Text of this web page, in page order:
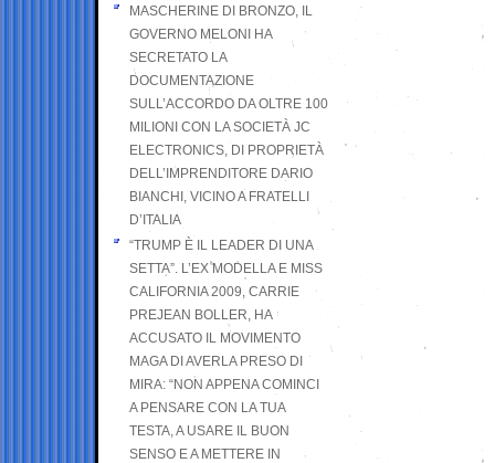
MASCHERINE DI BRONZO, IL
GOVERNO MELONI HA
SECRETATO LA
DOCUMENTAZIONE
SULL’ACCORDO DA OLTRE 100
MILIONI CON LA SOCIETÀ JC
ELECTRONICS, DI PROPRIETÀ
DELL’IMPRENDITORE DARIO
BIANCHI, VICINO A FRATELLI
D’ITALIA
“TRUMP È IL LEADER DI UNA
SETTA”. L’EX MODELLA E MISS
CALIFORNIA 2009, CARRIE
PREJEAN BOLLER, HA
ACCUSATO IL MOVIMENTO
MAGA DI AVERLA PRESO DI
MIRA: “NON APPENA COMINCI
A PENSARE CON LA TUA
TESTA, A USARE IL BUON
SENSO E A METTERE IN